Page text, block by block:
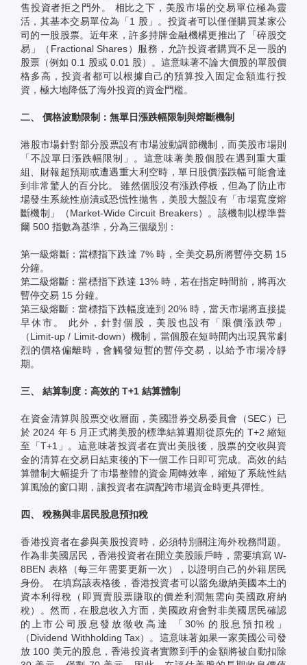
售投資者拒之門外。 相比之下，美股市場的交易單位極為靈
活，其基本交易單位為「1 股」。投資者可以僅僅購買某家公
司的一股股票。近年來，許多持牌金融機構更推出了「碎股交
易」（Fractional Shares）服務，允許投資者購買不足一股的
股票（例如 0.1 股或 0.01 股）。這意味著不論大價股的單股價
格多高，投資者都可以根據自己的預算投入固定金額進行投
資，極大地降低了海外投資的資金門檻。
二、 價格波動限制：無單日漲跌幅限制與熔斷機制
港股市場針對部分股票設有市場波動調節機制，而美股市場則
「不設單日漲跌幅限制」。這意味著美股個股在遇到重大重
組、財報超預期或遭遇重大利空時，單日股價漲跌幅可能會達
到非常驚人的百分比。 雖然個股沒有漲跌停板，但為了防止市
場發生系統性崩潰或恐慌性拋售，美股大盤設有「市場寬度熔
斷機制」（Market-Wide Circuit Breakers）。該機制以標準普
爾 500 指數為基準，分為三個級別：
第一級熔斷：當標指下跌達 7% 時，全美交易所將暫停交易 15
分鐘。
第二級熔斷：當標指下跌達 13% 時，若在指定時間前，將再次
暫停交易 15 分鐘。
第三級熔斷：當標指下跌幅度達到 20% 時，當天市場將直接提
早休市。 此外，針對個股，美股也設有「限價漲跌帶」
（Limit-up / Limit-down）機制，當個股在短時間內出現異常劇
烈的價格偏離時，會觸發短暫的暫停交易，以給予市場冷靜
期。
三、 結算制度：高效的 T+1 結算體制
在資金清算與股票交收層面，美國證券交易委員會（SEC）已
於 2024 年 5 月正式將美股的標準結算週期從原先的 T+2 縮短
至「T+1」。這意味著投資者在賣出美股後，股票的交收與資
金的清算在交易日結束後的下一個工作日即可完成。高效的結
算體制大幅提升了市場整體的資金周轉效率，縮短了系統性結
算風險的窗口期，讓投資者在調配跨市場資金時更具彈性。
四、 稅務與非居民股息預扣稅
香港投資者在參與美股投資時，必須特別關注海外稅務問題。
作為非美國居民，香港投資者在開立美股賬戶時，需要填寫 W-
8BEN 表格（每三年需要更新一次），以證明自己的外籍居民
身份。 在填寫該表格後，香港投資者可以豁免繳納美國本土的
資本利得稅（即買賣股票賺取的價差利潤無需向美國政府納
稅）。然而，在股息收入方面，美國政府會對非美國居民確認
的上市公司股息發放徵收高達 「30% 的股息預扣稅」
（Dividend Withholding Tax）。這意味著如果一家美國公司發
放 100 美元的股息，香港投資者實際到手的金額將被自動扣除